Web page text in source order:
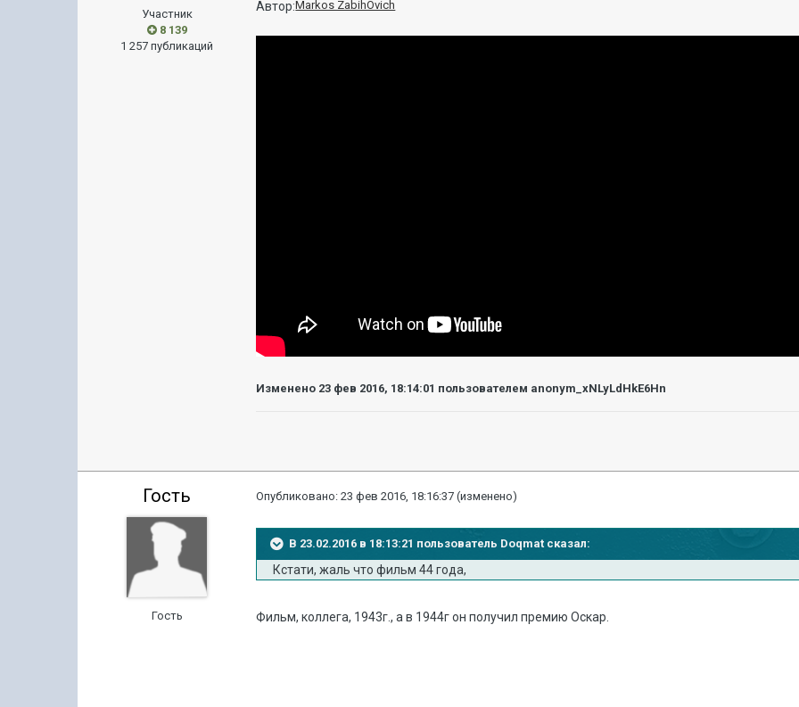
Участник
8 139
1 257 публикаций
Автор:Markos ZabihOvich
Изменено 23 фев 2016, 18:14:01 пользователем anonym_xNLyLdHkE6Hn
Гость
Гость
Опубликовано:23 фев 2016, 18:16:37 (изменено)
В 23.02.2016 в 18:13:21 пользователь Doqmat сказал:
Кстати, жаль что фильм 44 года,
Фильм, коллега, 1943г., а в 1944г он получил премию Оскар.